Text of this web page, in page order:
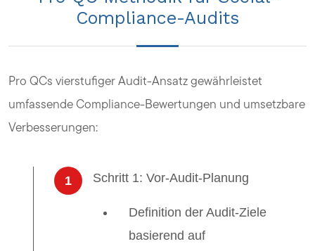
Compliance-Audits
Pro QCs vierstufiger Audit-Ansatz gewährleistet
umfassende Compliance-Bewertungen und umsetzbare
Verbesserungen:
1 Schritt 1: Vor-Audit-Planung
Definition der Audit-Ziele
basierend auf